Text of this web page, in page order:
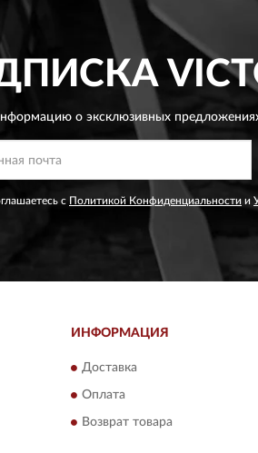
о эксклюзивных
с Политикой Конфиденциальности и
ИНФОРМАЦИЯ
Доставка
Оплата
Возврат товара